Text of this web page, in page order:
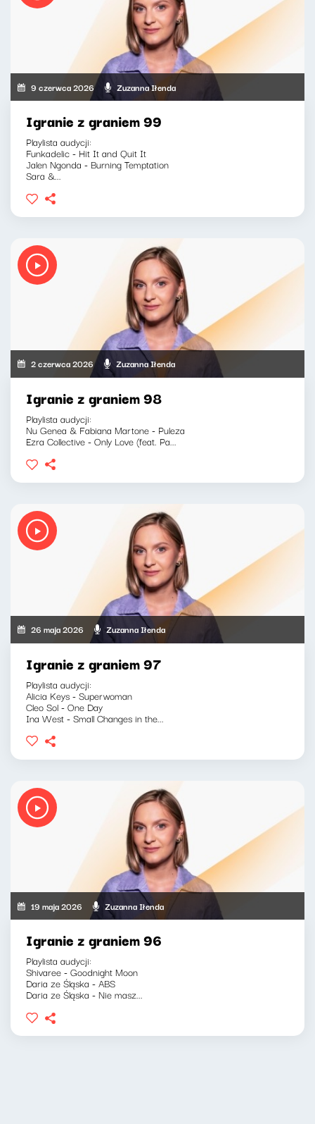
9 czerwca 2026 Zuzanna Iłenda
Igranie z graniem 99
Playlista audycji:
Funkadelic - Hit It and Quit It
Jalen Ngonda - Burning Temptation
Sara &...
2 czerwca 2026 Zuzanna Iłenda
Igranie z graniem 98
Playlista audycji:
Nu Genea & Fabiana Martone - Puleza
Ezra Collective - Only Love (feat. Pa...
26 maja 2026 Zuzanna Iłenda
Igranie z graniem 97
Playlista audycji:
Alicia Keys - Superwoman
Cleo Sol - One Day
Ina West - Small Changes in the...
19 maja 2026 Zuzanna Iłenda
Igranie z graniem 96
Playlista audycji:
Shivaree - Goodnight Moon
Daria ze Śląska - ABS
Daria ze Śląska - Nie masz...